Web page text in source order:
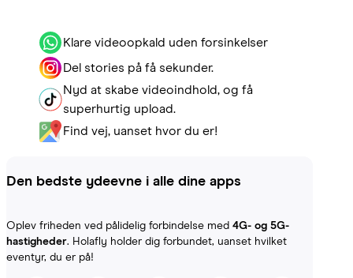
Klare videoopkald uden forsinkelser
Del stories på få sekunder.
Nyd at skabe videoindhold, og få
superhurtig upload.
Find vej, uanset hvor du er!
Den bedste ydeevne i alle dine apps
Oplev friheden ved pålidelig forbindelse med 4G- og 5G-
hastigheder. Holafly holder dig forbundet, uanset hvilket
eventyr, du er på!